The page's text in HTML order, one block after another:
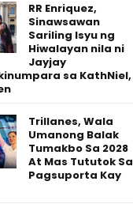
RR Enriquez,
Sinawsawan
Sariling Isyu ng
Hiwalayan nila ni
Jayjay
sa KathNiel,
Trillanes, Wala
Umanong Balak
Tumakbo Sa 2028
At Mas Tututok Sa
Pagsuporta Kay